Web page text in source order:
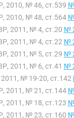
2010, № 46, ст.539 №
2010, № 48, ст.564 №
2011, № 4, ст.20 №
2011, № 4, ст.22 №
2011, № 5, ст.29 №
2011, № 6, ст.41 №
№ 19-20, ст.142
2011, № 21, ст.144 №
2011, № 18, ст.123 №
2011, № 23, ст.160 №